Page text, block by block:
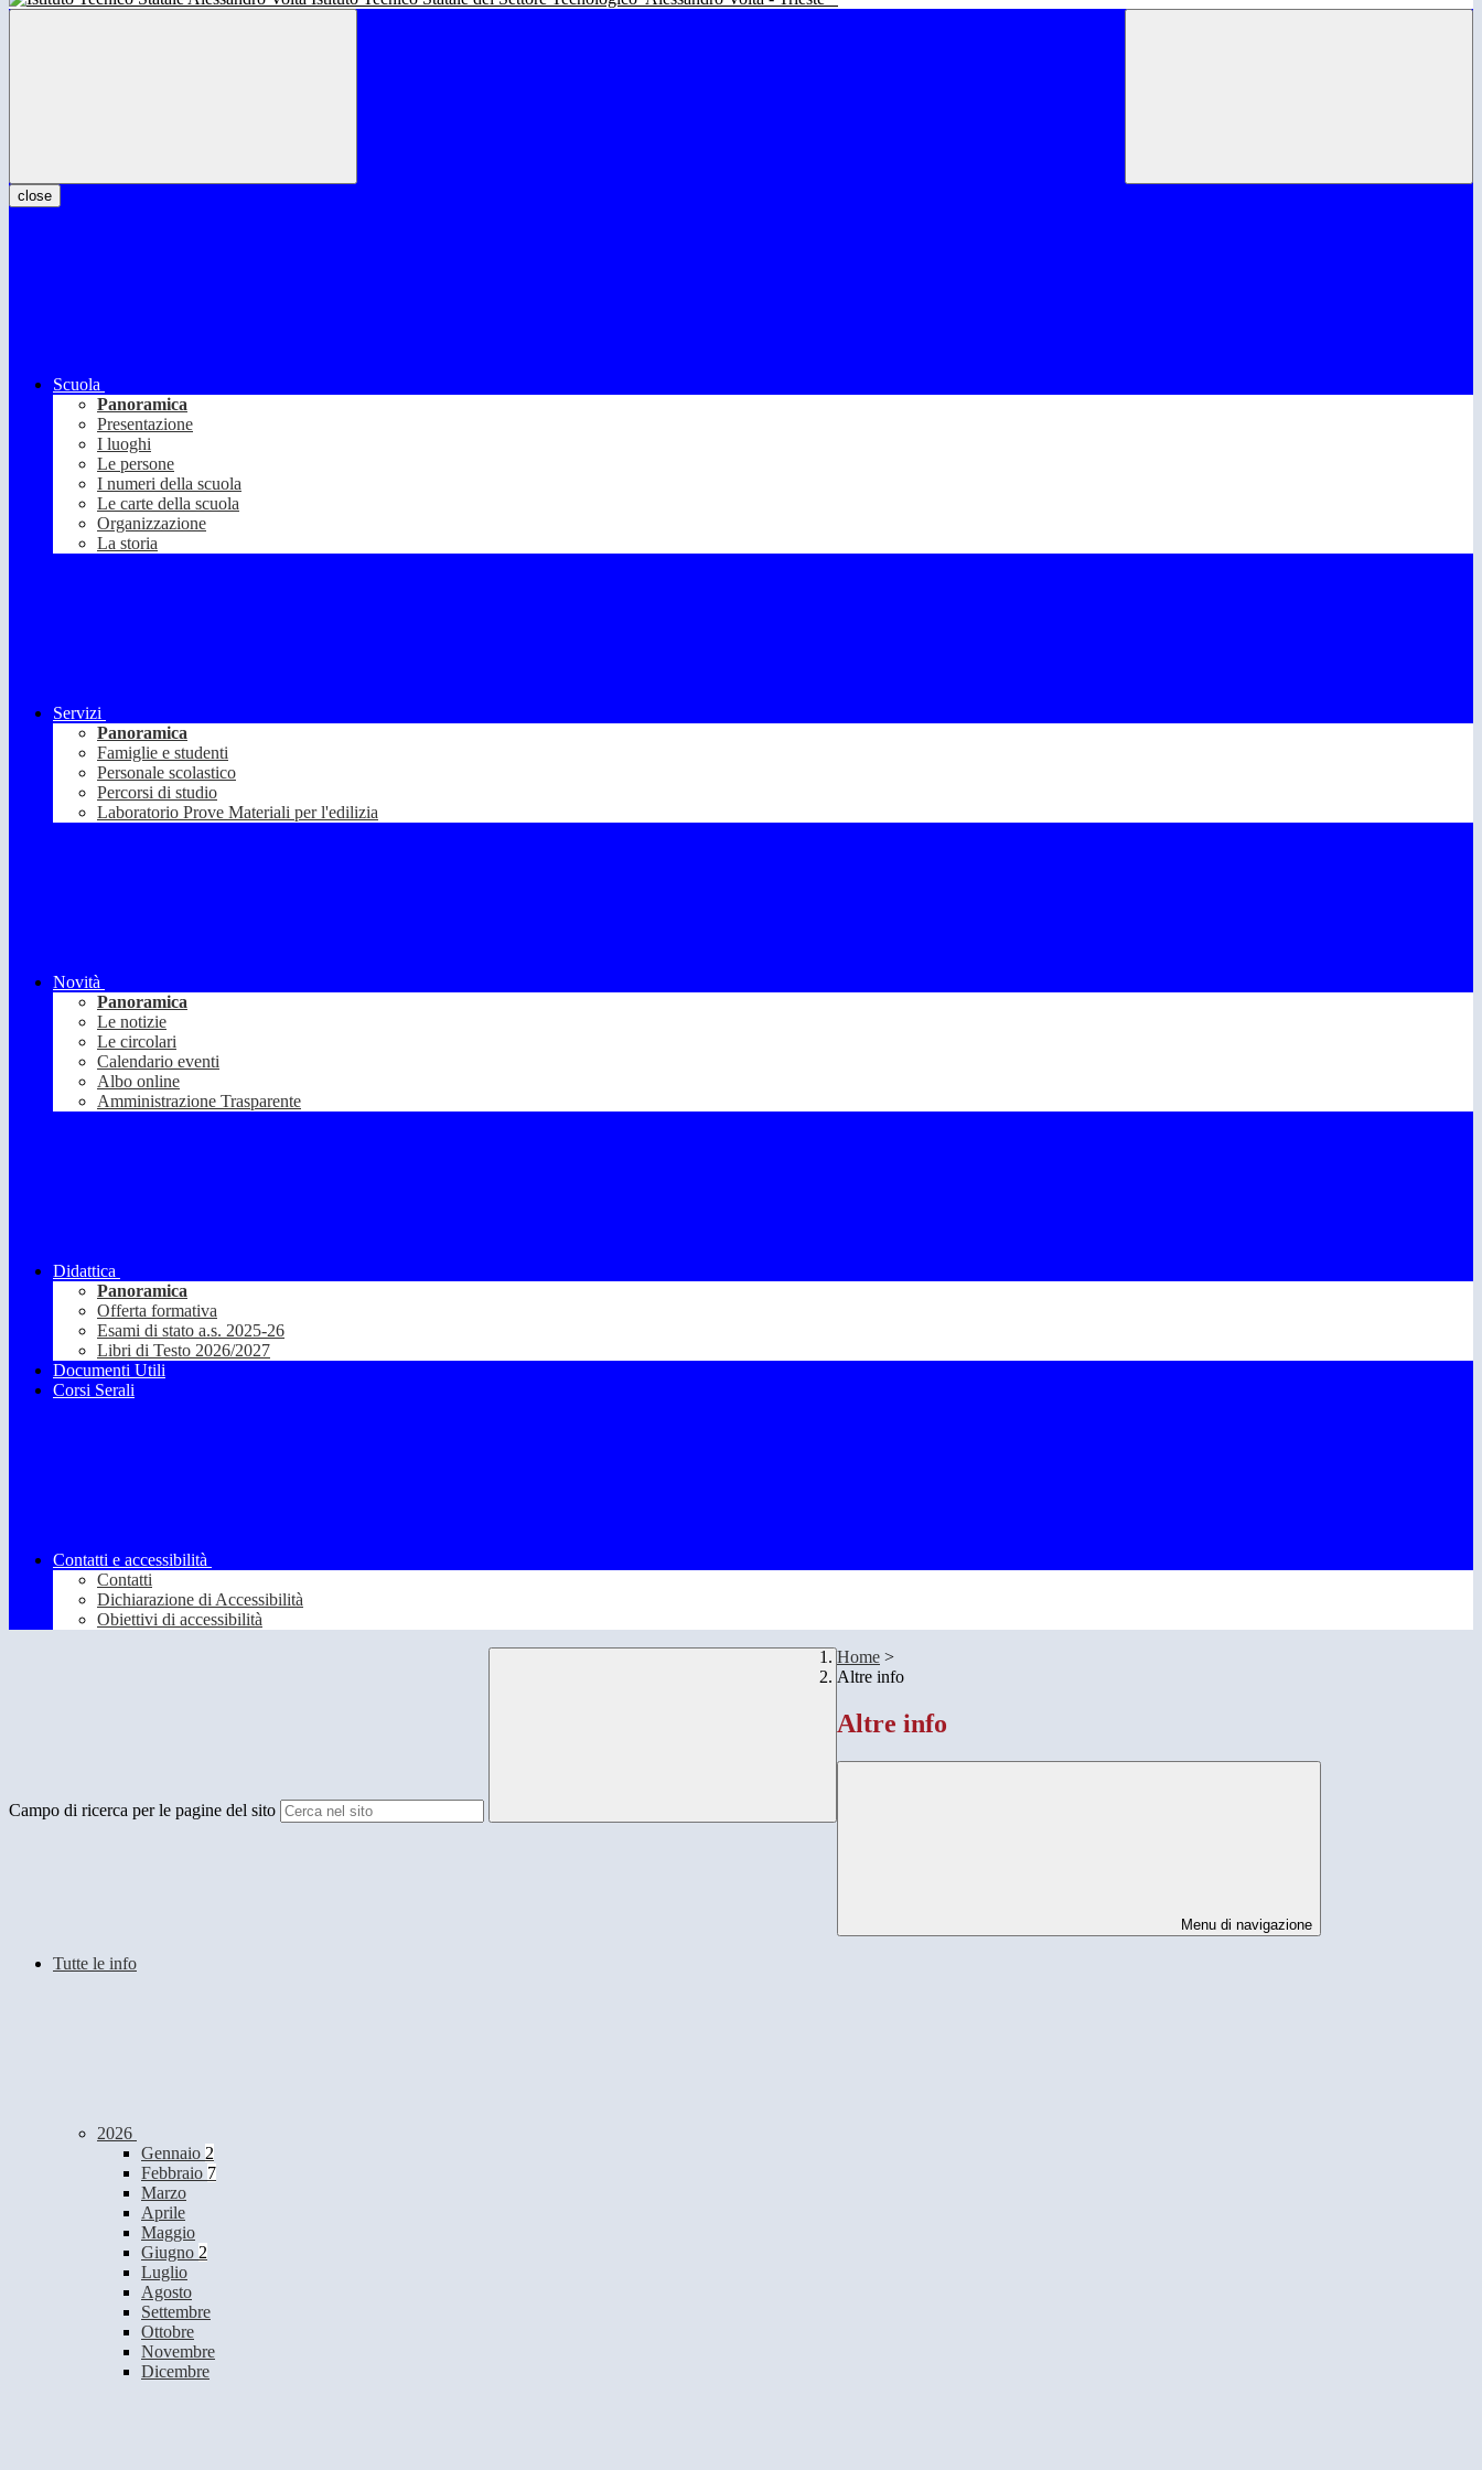
close
Scuola
Panoramica
Presentazione
I luoghi
Le persone
I numeri della scuola
Le carte della scuola
Organizzazione
La storia
Servizi
Panoramica
Famiglie e studenti
Personale scolastico
Percorsi di studio
Laboratorio Prove Materiali per l'edilizia
Novità
Panoramica
Le notizie
Le circolari
Calendario eventi
Albo online
Amministrazione Trasparente
Didattica
Panoramica
Offerta formativa
Esami di stato a.s. 2025-26
Libri di Testo 2026/2027
Documenti Utili
Corsi Serali
Contatti e accessibilità
Contatti
Dichiarazione di Accessibilità
Obiettivi di accessibilità
Campo di ricerca per le pagine del sito
Home >
Altre info
Altre info
Menu di navigazione
Tutte le info
2026
Gennaio 2
Febbraio 7
Marzo
Aprile
Maggio
Giugno 2
Luglio
Agosto
Settembre
Ottobre
Novembre
Dicembre